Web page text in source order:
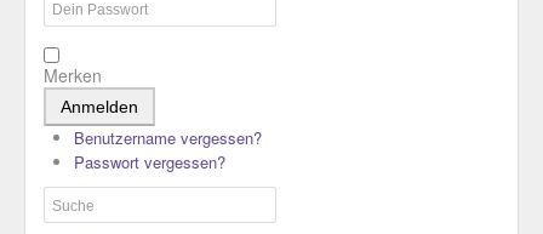
Merken
Anmelden
Benutzername vergessen?
Passwort vergessen?